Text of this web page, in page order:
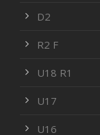
D2
R2 F
U18 R1
U17
U16